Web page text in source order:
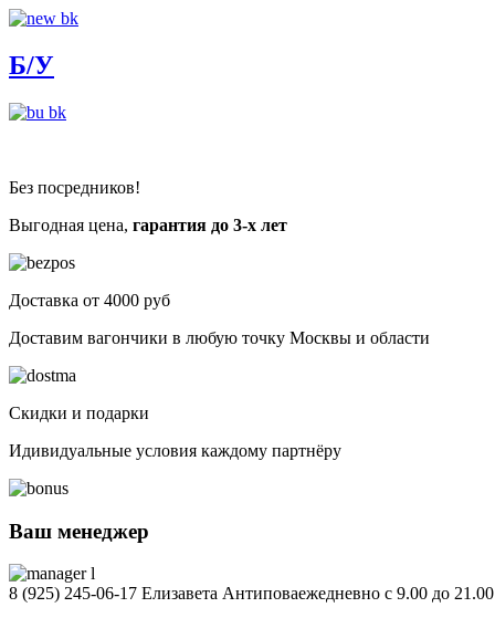
Б/У
Без посредников!
Выгодная цена, гарантия до 3-х лет
Доставка от 4000 руб
Доставим вагончики в любую точку Москвы и области
Скидки и подарки
Идивидуальные условия каждому партнёру
Ваш менеджер
8 (925) 245-06-17 Елизавета Антиповаежедневно с 9.00 до 21.00